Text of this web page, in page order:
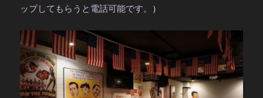
ップしてもらうと電話可能です。 ）